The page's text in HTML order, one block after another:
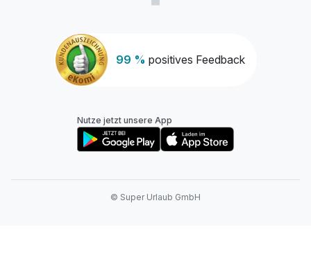
99 % positives Feedback
Nutze jetzt unsere App
© Super Urlaub GmbH